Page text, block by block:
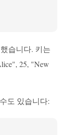
습니다. 키는
25, "New
도 있습니다: